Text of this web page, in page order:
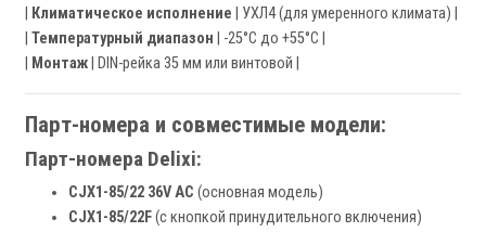
Климатическое исполнение | УХЛ4 (для умеренного климата) |
Температурный диапазон | -25°C до +55°C |
Монтаж | DIN-рейка 35 мм или винтовой |
Парт-номера и совместимые модели:
Парт-номера Delixi:
CJX1-85/22 36V AC (основная модель)
CJX1-85/22F(с кнопкой принудительного включения)